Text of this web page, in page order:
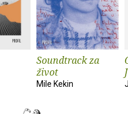
Soundtrack za
život
Mile Kekin